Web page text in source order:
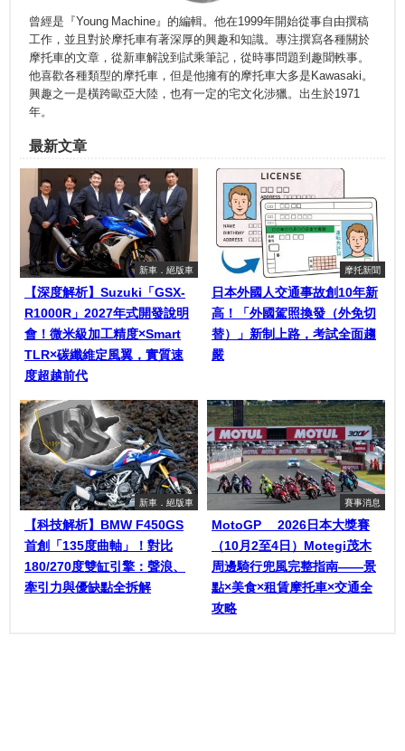
曾經是『Young Machine』的編輯。他在1999年開始從事自由撰稿
工作，並且對於摩托車有著深厚的興趣和知識。專注撰寫各種關於
摩托車的文章，從新車解說到試乘筆記，從時事問題到趣聞軼事。
他喜歡各種類型的摩托車，但是他擁有的摩托車大多是Kawasaki。
興趣之一是橫跨歐亞大陸，也有一定的宅文化涉獵。出生於1971
年。
最新文章
新車．絕版車
【深度解析】Suzuki「GSX-
R1000R」2027年式開發說明
會！微米級加工精度×Smart
TLR×碳纖維定風翼，實質速
度超越前代
摩托新聞
日本外國人交通事故創10年新
高！「外國駕照換發（外免切
替）」新制上路，考試全面趨
嚴
新車．絕版車
【科技解析】BMW F450GS
首創「135度曲軸」！對比
180/270度雙缸引擎：聲浪、
牽引力與優缺點全拆解
賽事消息
MotoGP™ 2026日本大獎賽
（10月2至4日）Motegi茂木
周邊騎行兜風完整指南——景
點×美食×租賃摩托車×交通全
攻略